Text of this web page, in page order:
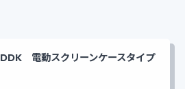
DDK 電動スクリーンケースタイプ